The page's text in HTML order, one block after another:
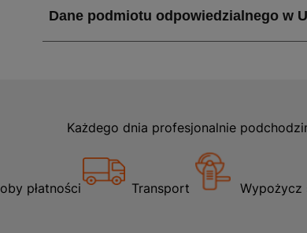
Każdego dnia profesjonalnie
płatności Transport Wypożycz